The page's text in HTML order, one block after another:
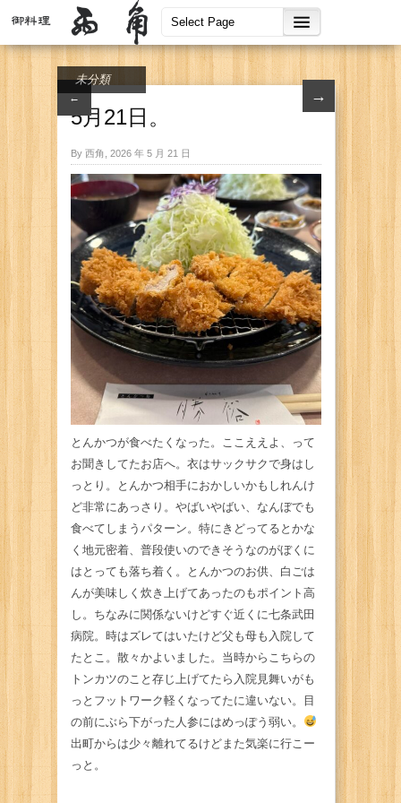
← →
未分類
5月21日。
By 西角, 2026 年 5 月 21 日
とんかつが食べたくなった。ここええよ、って
お聞きしてたお店へ。衣はサックサクで身はし
っとり。とんかつ相手におかしいかもしれんけ
ど非常にあっさり。やばいやばい、なんぼでも
食べてしまうパターン。特にきどってるとかな
く地元密着、普段使いのできそうなのがぼくに
はとっても落ち着く。とんかつのお供、白ごは
んが美味しく炊き上げてあったのもポイント高
し。ちなみに関係ないけどすぐ近くに七条武田
病院。時はズレてはいたけど父も母も入院して
たとこ。散々かよいました。当時からこちらの
トンカツのこと存じ上げてたら入院見舞いがも
っとフットワーク軽くなってたに違いない。目
の前にぶら下がった人参にはめっぽう弱い。
出町からは少々離れてるけどまた気楽に行こー
っと。